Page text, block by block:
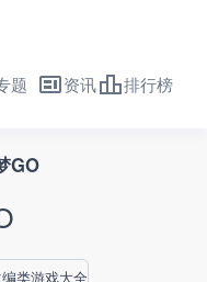
题 资讯 排行榜
GO
类游戏大全